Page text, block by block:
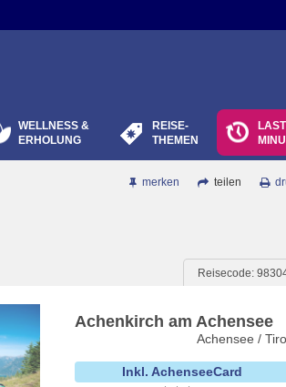
WELLNESS &
ERHOLUNG
REISE-
THEMEN
LAST
teilen
merken
Reisecode:
Achenkirch am Achensee
Achensee /
Inkl. AchenseeCard